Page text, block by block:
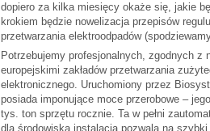
dopiero za kilka miesięcy okaże się, jakie
krokiem będzie nowelizacja przepisów
przetwarzania elektroodpadów
Potrzebujemy profesjonalnych, zgodnych z
europejskimi zakładów przetwarzania
elektronicznego. Uruchomiony przez
posiada imponujące moce przerobowe –
tys. ton sprzętu rocznie. Ta w pełni
dla środowiska instalacja pozwala na